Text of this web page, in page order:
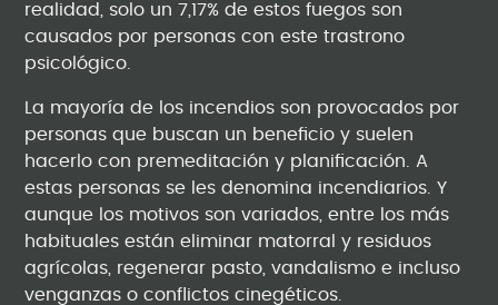
realidad, solo un 7,17% de estos fuegos son
causados por personas con este trastrono
psicológico.
La mayoría de los incendios son provocados por
personas que buscan un beneficio y suelen
hacerlo con premeditación y planificación. A
estas personas se les denomina incendiarios. Y
aunque los motivos son variados, entre los más
habituales están eliminar matorral y residuos
agrícolas, regenerar pasto, vandalismo e incluso
venganzas o conflictos cinegéticos.